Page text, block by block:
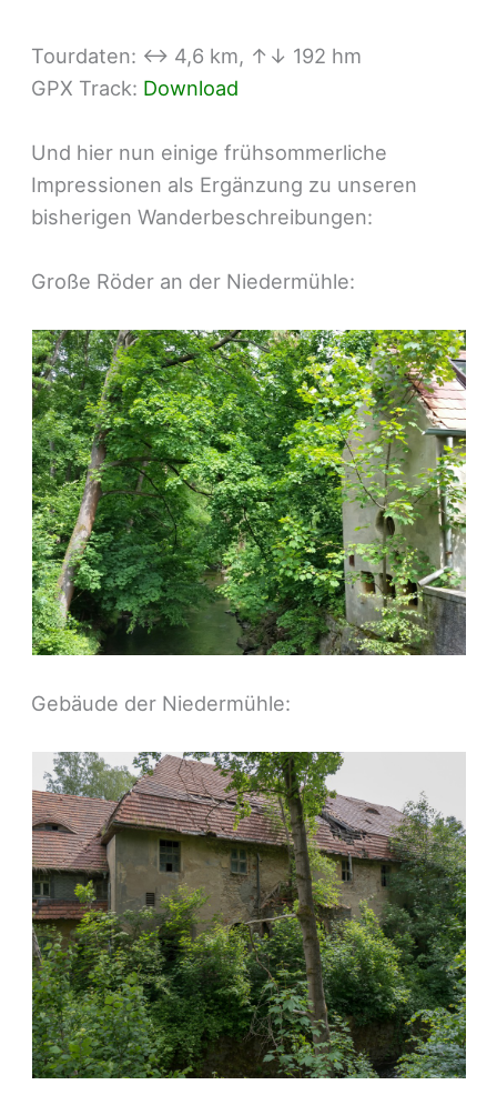
Tourdaten: ↔ 4,6 km, ↑↓ 192 hm
GPX Track: Download
Und hier nun einige frühsommerliche
Impressionen als Ergänzung zu unseren
bisherigen Wanderbeschreibungen:
Große Röder an der Niedermühle:
Gebäude der Niedermühle: